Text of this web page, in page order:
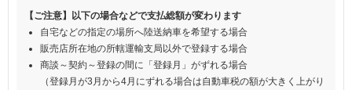
【ご注意】以下の場合などで支払総額が変わります
自宅などの指定の場所へ陸送納車を希望する場合
販売店所在地の所轄運輸支局以外で登録する場合
商談～契約～登録の間に「登録月」がずれる場合
（登録月が3月から4月にずれる場合は自動車税の額が大きく上がり